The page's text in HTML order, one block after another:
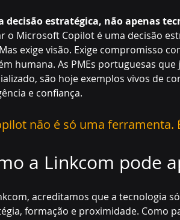
decisão estratégica, não apenas
o Microsoft Copilot é uma decisão
exige visão. Exige compromisso
humana. As PMEs portuguesas
são hoje exemplos vivos de
e confiança.
não é só uma
a Linkcom pode
acreditamos que a tecnologia
formação e proximidade. Como